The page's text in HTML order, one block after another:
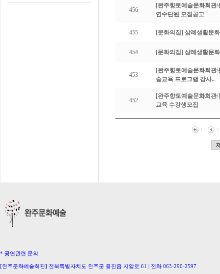
456
[완주향토예술문화회관
연수단원 모집공고
455 [문화의집] 삼례생활문
454 [문화의집] 삼례생활문
453
[완주향토예술문화회관
술교육 프로그램 강사..
452
[완주향토예술문화회관
교육 수강생모집
* 공연관련 문의
[완주문화예술회관] 전북특별자치도 완주군 용진읍 지암로 61 | 전화 063-290-2597